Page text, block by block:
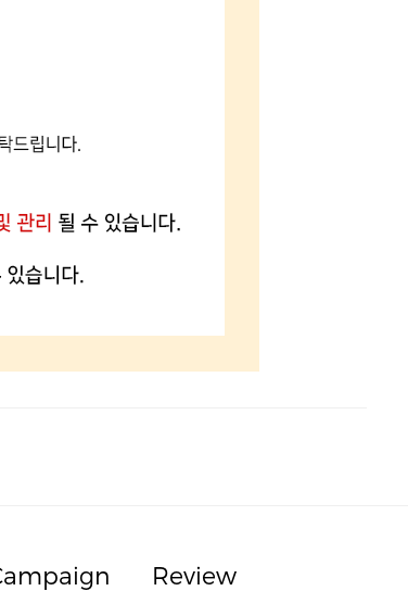
Review